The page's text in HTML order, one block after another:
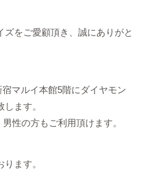
ズをご愛顧頂き、誠にありがと
マルイ本館5階にダイヤモン
ます。
性の方もご利用頂けます。
ます。